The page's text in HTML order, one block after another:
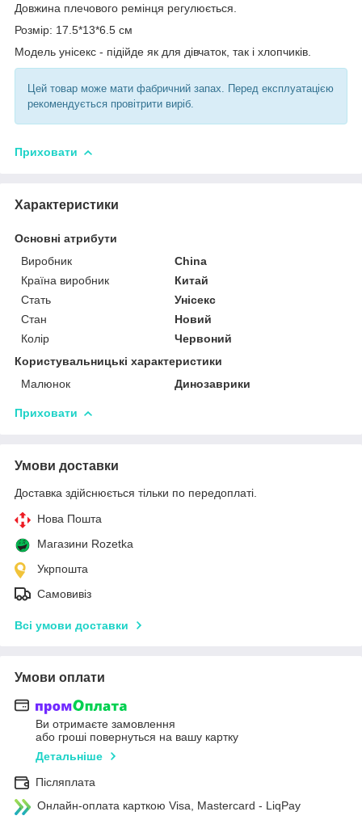
Довжина плечового ремінця регулюється.
Розмір: 17.5*13*6.5 см
Модель унісекс - підійде як для дівчаток, так і хлопчиків.
Цей товар може мати фабричний запах. Перед експлуатацією
рекомендується провітрити виріб.
Приховати
Характеристики
Основні атрибути
Виробник
China
Країна виробник
Китай
Стать
Унісекс
Стан
Новий
Колір
Червоний
Користувальницькі характеристики
Малюнок
Динозаврики
Приховати
Умови доставки
Доставка здійснюється тільки по передоплаті.
Нова Пошта
Магазини Rozetka
Укрпошта
Самовивіз
Всі умови доставки
Умови оплати
Ви отримаєте замовлення
або гроші повернуться на вашу картку
Детальніше
Післяплата
Онлайн-оплата карткою Visa, Mastercard - LiqPay